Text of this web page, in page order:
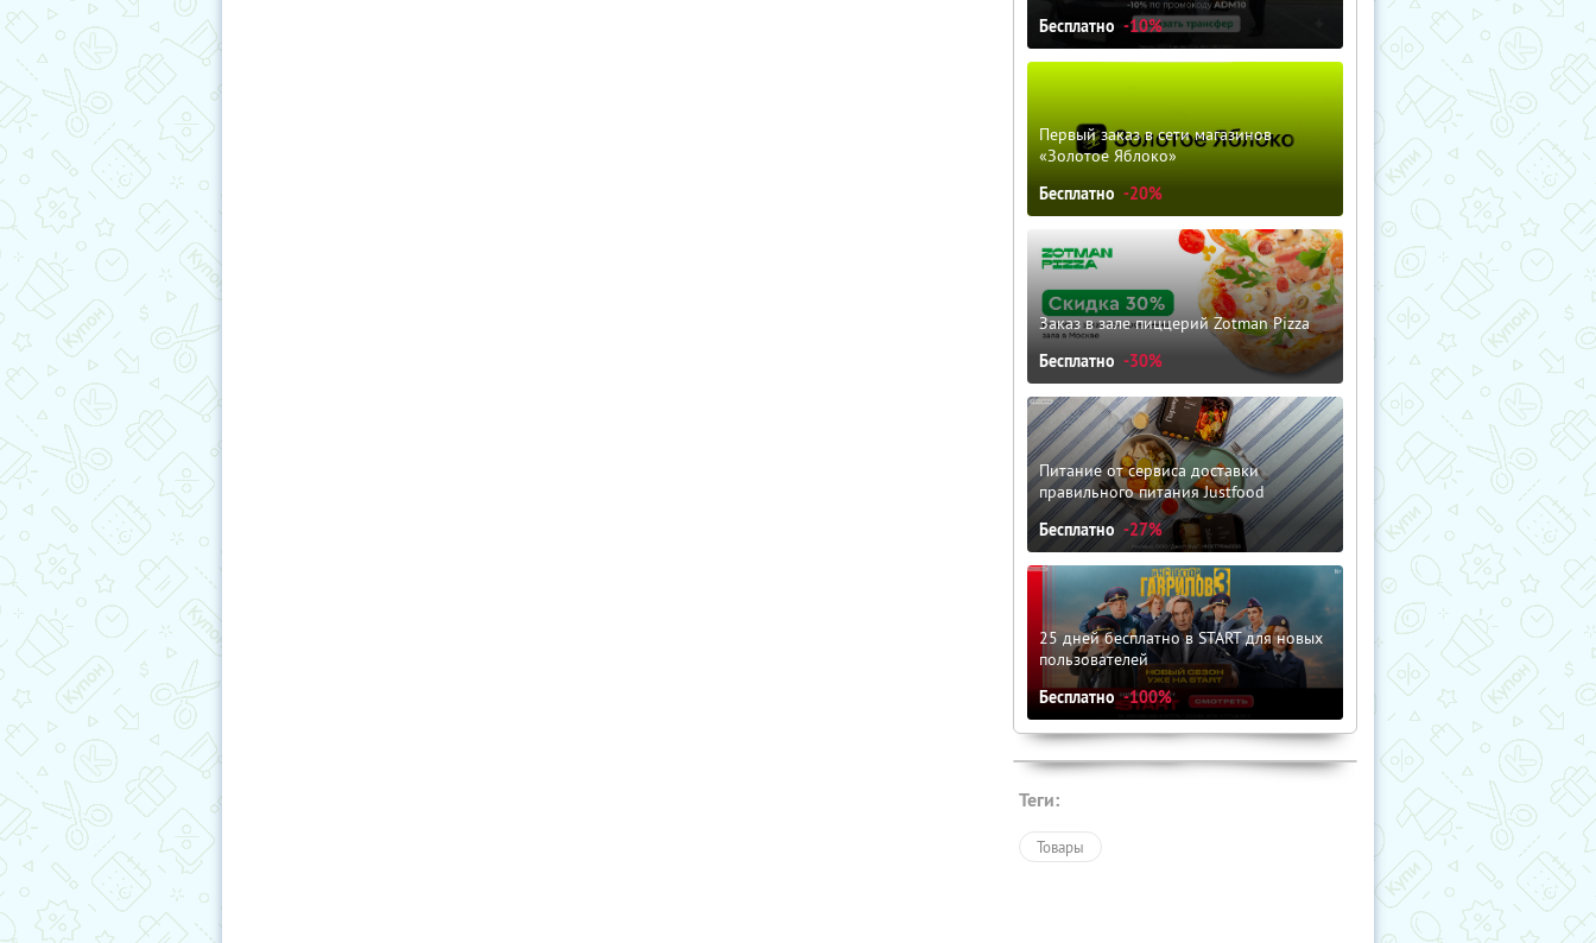
Бесплатно -10%
Первый заказ в сети магазинов
«Золотое Яблоко»
Бесплатно -20%
Заказ в зале пиццерий Zotman Pizza
Бесплатно -30%
Питание от сервиса доставки
правильного питания Justfood
Бесплатно -27%
25 дней бесплатно в START для новых
пользователей
Бесплатно -100%
Теги:
Товары